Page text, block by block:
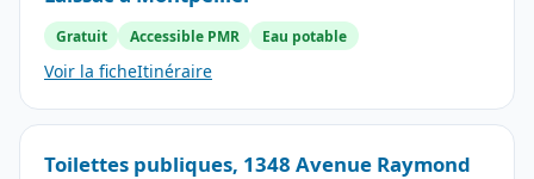
Gratuit Accessible PMR Eau potable
Voir la ficheItinéraire
Toilettes publiques, 1348 Avenue Raymond